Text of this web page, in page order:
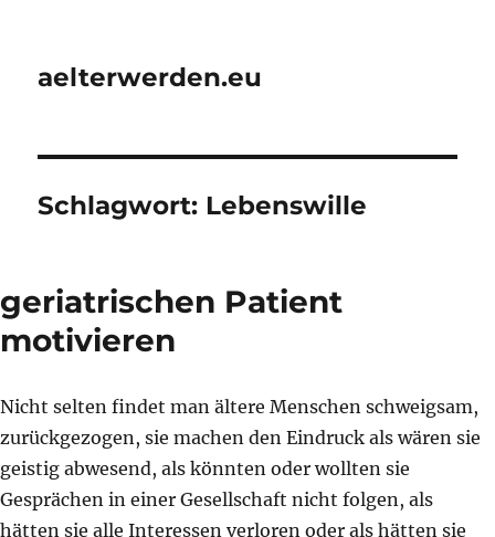
aelterwerden.eu
Schlagwort: Lebenswille
geriatrischen Patient
motivieren
Nicht selten findet man ältere Menschen schweigsam,
zurückgezogen, sie machen den Eindruck als wären sie
geistig abwesend, als könnten oder wollten sie
Gesprächen in einer Gesellschaft nicht folgen, als
hätten sie alle Interessen verloren oder als hätten sie